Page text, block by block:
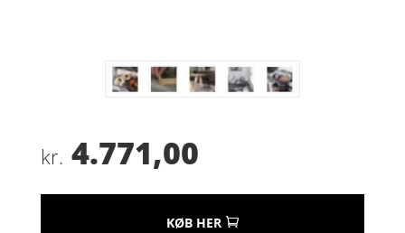
kr. 4.771,00
KØB HER